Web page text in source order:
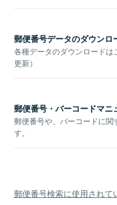
郵便番号データのダウンロ
各種データのダウンロードは
更新）
郵便番号・バーコードマニ
郵便番号や、バーコードに関
す。
郵便番号検索に使用されて